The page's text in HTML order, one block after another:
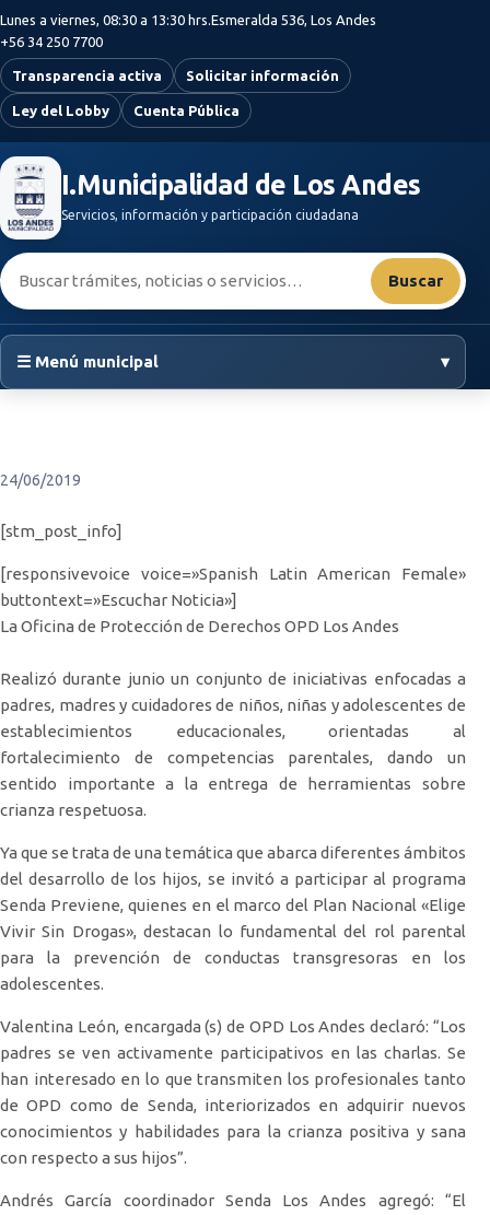
Saltar al contenido principal
Lunes a viernes, 08:30 a 13:30 hrs.Esmeralda 536, Los Andes
+56 34 250 7700
Transparencia activa Solicitar información
Ley del Lobby Cuenta Pública
I.Municipalidad de Los Andes
Servicios, información y participación ciudadana
Buscar:
Buscar
☰ Menú municipal ▾
24/06/2019
[stm_post_info]
[responsivevoice voice=»Spanish Latin American Female»
buttontext=»Escuchar Noticia»]
La Oficina de Protección de Derechos OPD Los Andes
Realizó durante junio un conjunto de iniciativas enfocadas a
padres, madres y cuidadores de niños, niñas y adolescentes de
establecimientos educacionales, orientadas al
fortalecimiento de competencias parentales, dando un
sentido importante a la entrega de herramientas sobre
crianza respetuosa.
Ya que se trata de una temática que abarca diferentes ámbitos
del desarrollo de los hijos, se invitó a participar al programa
Senda Previene, quienes en el marco del Plan Nacional «Elige
Vivir Sin Drogas», destacan lo fundamental del rol parental
para la prevención de conductas transgresoras en los
adolescentes.
Valentina León, encargada (s) de OPD Los Andes declaró: “Los
padres se ven activamente participativos en las charlas. Se
han interesado en lo que transmiten los profesionales tanto
de OPD como de Senda, interiorizados en adquirir nuevos
conocimientos y habilidades para la crianza positiva y sana
con respecto a sus hijos”.
Andrés García coordinador Senda Los Andes agregó: “El